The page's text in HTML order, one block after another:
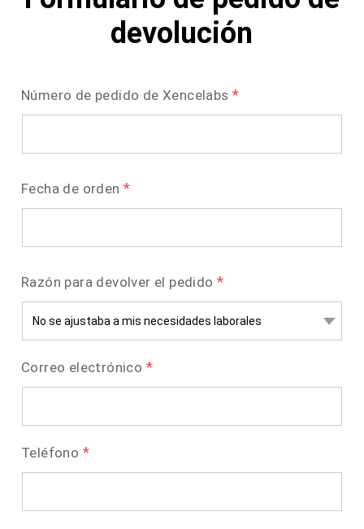
devolución
Número de pedido de Xencelabs *
Fecha de orden *
Razón para devolver el pedido *
Correo electrónico *
Teléfono *